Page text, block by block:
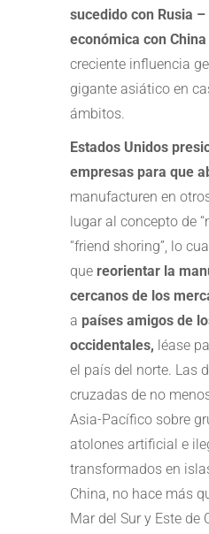
sucedido con Rusia
económica con China
creciente influencia
gigante asiático en
ámbitos.
Estados Unidos
empresas para que
manufacturen en
lugar al concepto de
“friend shoring”, lo
que reorientar la
cercanos de los
a países amigos de
occidentales, léase
el país del norte. Las
cruzadas de no
Asia-Pacífico sobre
atolones artificial e
transformados en
China, no hace más
Mar del Sur y Este de